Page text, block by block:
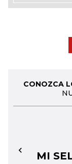
CONOZCA
MI
←